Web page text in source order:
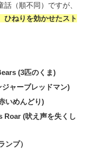
（順不同）ですが、
ひねりを効かせたスト
(3匹のくま)
ャーブレッドマン)
いめんどり)
(吠え声を失くし
プ）